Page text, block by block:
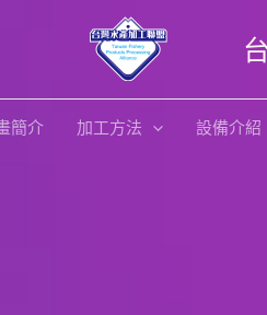
簡介 加工方法 設備介紹